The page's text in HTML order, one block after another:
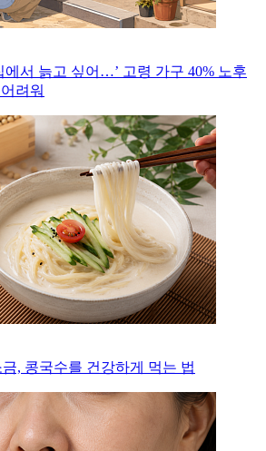
에서 늙고 싶어…’ 고령 가구 40% 노후
려워
금, 콩국수를 건강하게 먹는 법